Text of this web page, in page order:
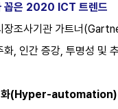
꼽은 2020 ICT 트렌드
장조사기관 가트너
화, 인간 증강, 투명성 및
화(Hyper-automation)